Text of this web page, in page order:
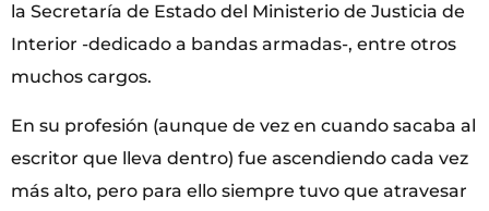
la Secretaría de Estado del Ministerio de Justicia de
Interior -dedicado a bandas armadas-, entre otros
muchos cargos.
En su profesión (aunque de vez en cuando sacaba al
escritor que lleva dentro) fue ascendiendo cada vez
más alto, pero para ello siempre tuvo que atravesar